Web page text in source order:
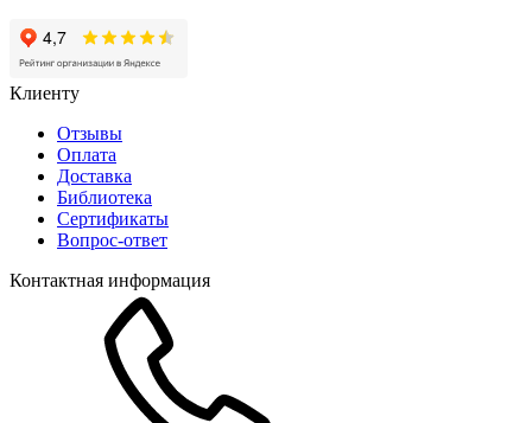
Клиенту
Отзывы
Оплата
Доставка
Библиотека
Сертификаты
Вопрос-ответ
Контактная информация